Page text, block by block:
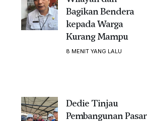
Bagikan Bendera
kepada Warga
Kurang Mampu
8 MENIT YANG LALU
Dedie Tinjau
Pembangunan Pasar